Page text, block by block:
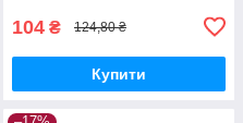
104 ₴ 124,80 ₴
Купити